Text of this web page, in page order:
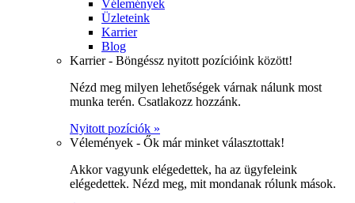
Vélemények
Üzleteink
Karrier
Blog
Karrier - Böngéssz nyitott pozícióink között!
Nézd meg milyen lehetőségek várnak nálunk most
munka terén. Csatlakozz hozzánk.
Nyitott pozíciók »
Vélemények - Ők már minket választottak!
Akkor vagyunk elégedettek, ha az ügyfeleink
elégedettek. Nézd meg, mit mondanak rólunk mások.